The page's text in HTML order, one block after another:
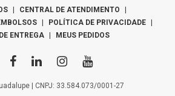
| CENTRAL DE ATENDIMENTO
|
| POLÍTICA DE PRIVACIDADE |
ENTREGA | MEUS PEDIDOS
| CNPJ: 33.584.073/0001-27